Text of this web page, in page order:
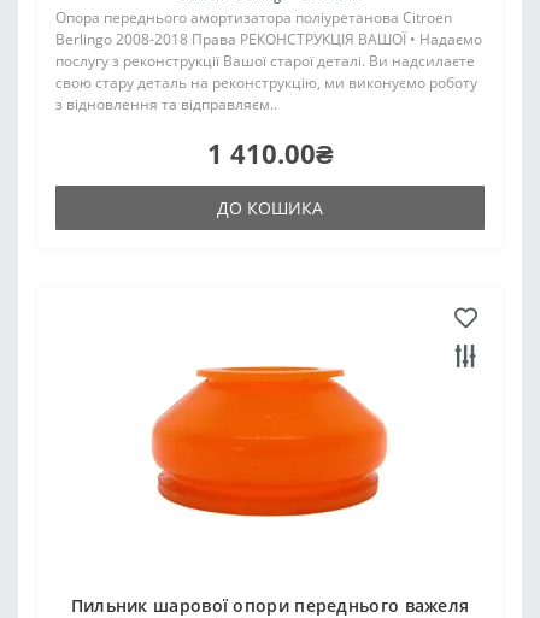
Опора переднього амортизатора поліуретанова Citroen
Berlingo 2008-2018 Права РЕКОНСТРУКЦІЯ ВАШОЇ • Надаємо
послугу з реконструкції Вашої старої деталі. Ви надсилаєте
свою стару деталь на реконструкцію, ми виконуємо роботу
з відновлення та відправляєм..
1 410.00₴
ДО КОШИКА
Пильник шарової опори переднього важеля